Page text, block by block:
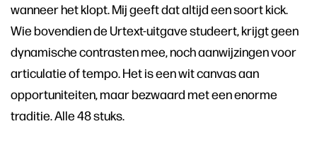
wanneer het klopt. Mij geeft dat altijd een soort kick.
Wie bovendien de Urtext-uitgave studeert, krijgt geen
dynamische contrasten mee, noch aanwijzingen voor
articulatie of tempo. Het is een wit canvas aan
opportuniteiten, maar bezwaard met een enorme
traditie. Alle 48 stuks.